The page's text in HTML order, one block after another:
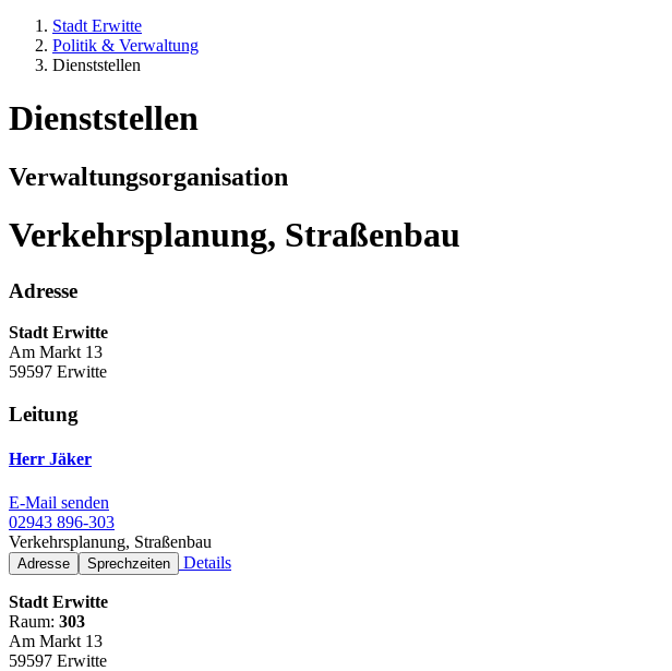
Stadt Erwitte
Politik & Verwaltung
Dienststellen
Dienststellen
Verwaltungsorganisation
Verkehrsplanung, Straßenbau
Adresse
Stadt Erwitte
Am Markt 13
59597 Erwitte
Leitung
Herr Jäker
E-Mail senden
02943 896-303
Verkehrsplanung, Straßenbau
Adresse Sprechzeiten Details
Stadt Erwitte
Raum: 303
Am Markt 13
59597 Erwitte